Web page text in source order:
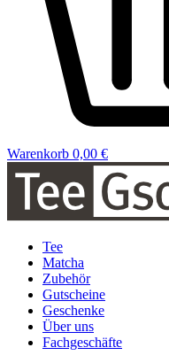
Warenkorb 0,00 €
Tee
Matcha
Zubehör
Gutscheine
Geschenke
Über uns
Fachgeschäfte